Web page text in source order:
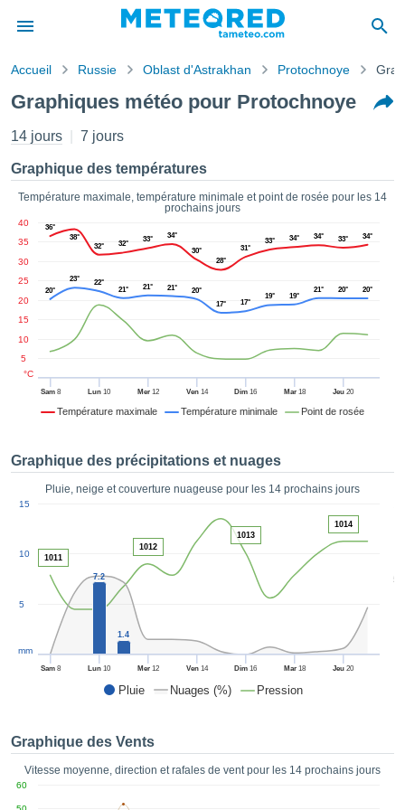
de
a
par
des
Vous
en
les
:
par le
de
des
de très
CONTINUER
PARAMÈTRES
Accueil Russie Oblast d'Astrakhan Protochnoye
Graphiques météo pour Protochnoye
14 jours 7 jours
Graphique des températures
Température maximale, température minimale et point de rosée pour les 14
prochains jours
Température maximale Température minimale Point de rosée
Sam8 Lun 10 Mer12 Ven14 Dim 16 Mar18 Jeu 20
5
10
15
20
25
30
35
40
°C
36°
38°
32°
32°
33°
34°
30°
28°
31°
33° 34° 34° 33° 34°
20°
23°
22°
21°
21° 21°
20°
17°
17°
19° 19°
21° 20° 20°
Graphique des précipitations et nuages
Pluie, neige et couverture nuageuse pour les 14 prochains jours
Pluie Nuages (%) Pression
50
Sam8 Lun 10 Mer12 Ven14 Dim 16 Mar18 Jeu 20
5
10
15
mm
7.2
1.4
1011
1012
1013
1014
Graphique des Vents
Vitesse moyenne, direction et rafales de vent pour les 14 prochains jours
60